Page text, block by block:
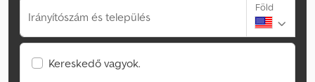
Irányítószám és település
Föld
Kereskedő vagyok.